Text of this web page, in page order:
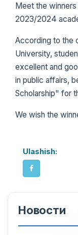
Meet the
2023/2024
According to the
University,
excellent and
in public affairs,
Scholarship" for
We wish the
Ulashish:
Новости